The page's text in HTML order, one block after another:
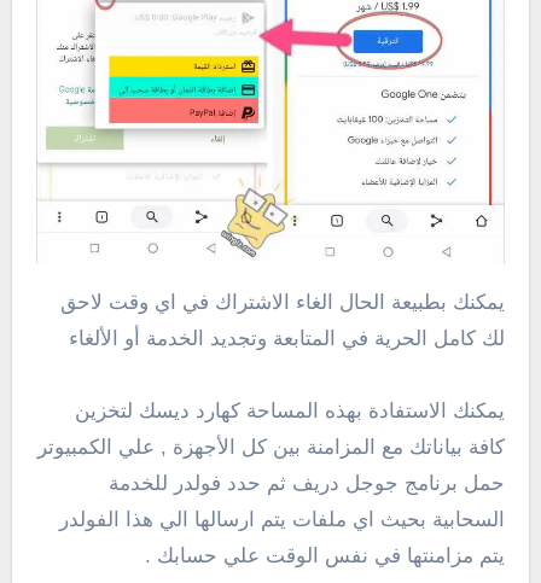
يمكنك بطبيعة الحال الغاء الاشتراك في اي وقت لاحق
لك كامل الحرية في المتابعة وتجديد الخدمة أو الألغاء
يمكنك الاستفادة بهذه المساحة كهارد ديسك لتخزين
كافة بياناتك مع المزامنة بين كل الأجهزة , علي الكمبيوتر
حمل برنامج جوجل دريف ثم حدد فولدر للخدمة
السحابية بحيث اي ملفات يتم ارسالها الي هذا الفولدر
يتم مزامنتها في نفس الوقت علي حسابك .